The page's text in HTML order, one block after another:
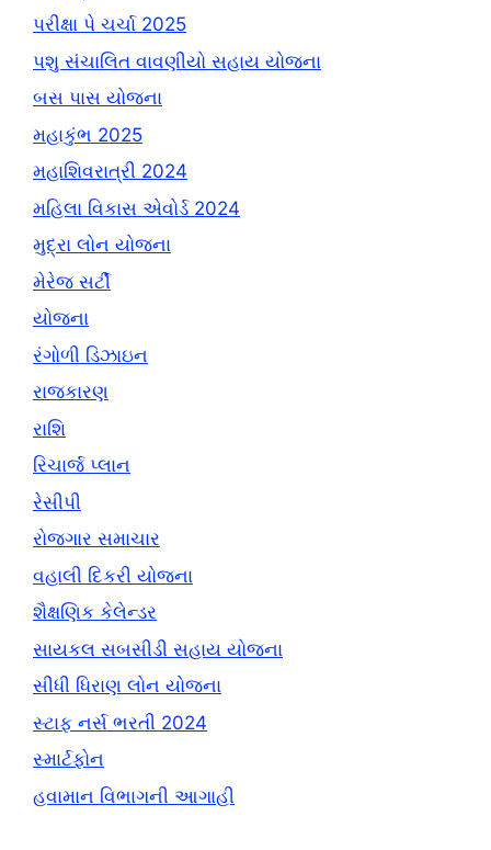
પરીક્ષા પે ચર્ચા 2025
પશુ સંચાલિત વાવણીયો સહાય યોજના
બસ પાસ યોજના
મહાકુંભ 2025
મહાશિવરાત્રી 2024
મહિલા વિકાસ એવોર્ડ 2024
મુદ્રા લોન યોજના
મેરેજ સર્ટી
યોજના
રંગોળી ડિઝાઇન
રાજકારણ
રાશિ
રિચાર્જ પ્લાન
રેસીપી
રોજગાર સમાચાર
વહાલી દિકરી યોજના
શૈક્ષણિક કેલેન્ડર
સાયકલ સબસીડી સહાય યોજના
સીધી ધિરાણ લોન યોજના
સ્ટાફ નર્સ ભરતી 2024
સ્માર્ટફોન
હવામાન વિભાગની આગાહી